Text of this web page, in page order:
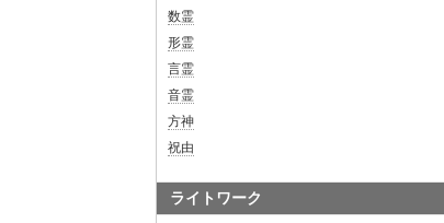
数霊
形霊
言霊
音霊
方神
祝由
ライトワーク